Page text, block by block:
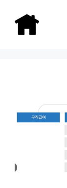
content